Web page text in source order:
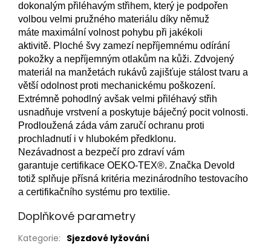
dokonalým přiléhavým střihem, který je podpořen
volbou velmi pružného materiálu díky němuž
máte maximální volnost pohybu při jakékoli
aktivitě. Ploché švy zamezí nepříjemnému odírání
pokožky a nepříjemným otlakům na kůži. Zdvojený
materiál na manžetách rukávů zajišťuje stálost tvaru a
větší odolnost proti mechanickému poškození.
Extrémně pohodlný avšak velmi přiléhavý střih
usnadňuje vrstvení a poskytuje báječný pocit volnosti.
Prodloužená záda vám zaručí ochranu proti
prochladnutí i v hlubokém předklonu.
Nezávadnost a bezpečí pro zdraví vám
garantuje certifikace OEKO-TEX®. Značka Devold
totiž splňuje přísná kritéria mezinárodního testovacího
a certifikačního systému pro textilie.
Doplňkové parametry
Kategorie: Sjezdové lyžování